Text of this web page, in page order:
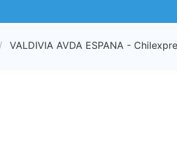
VALDIVIA AVDA ESPANA -